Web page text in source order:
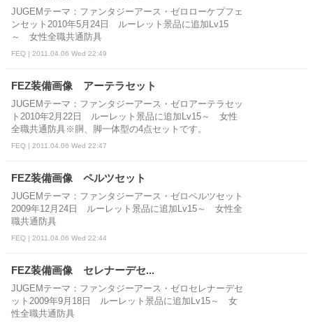
JUGEMテーマ：ファンタジーアース・ゼロローケプフェ
ンセット2010年5月24日 ルーレット景品に追加Lv15
～ 女性全職共通防具
FEQ | 2011.04.06 Wed 22:49
FEZ装備画像 アーテラセット
JUGEMテーマ：ファンタジーアース・ゼロアーテラセッ
ト2010年2月22日 ルーレット景品に追加Lv15～ 女性
全職共通防具※胴、脚一体型の4点セットです。
FEQ | 2011.04.06 Wed 22:47
FEZ装備画像 ペルツセット
JUGEMテーマ：ファンタジーアース・ゼロペルツセット
2009年12月24日 ルーレット景品に追加Lv15～ 女性全
職共通防具
FEQ | 2011.04.06 Wed 22:44
FEZ装備画像 セレナーデセ...
JUGEMテーマ：ファンタジーアース・ゼロセレナーデセ
ット2009年9月18日 ルーレット景品に追加Lv15～ 女
性全職共通防具